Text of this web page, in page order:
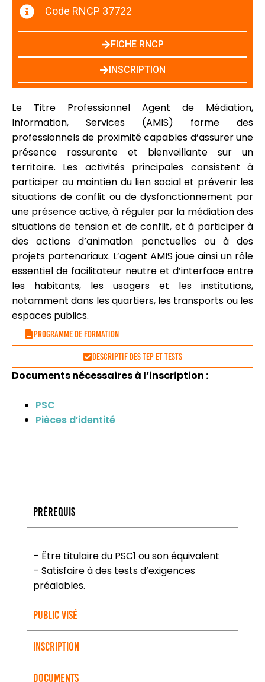
Code RNCP 37722
FICHE RNCP
INSCRIPTION
Le Titre Professionnel Agent de Médiation,
Information, Services (AMIS) forme des
professionnels de proximité capables d’assurer une
présence rassurante et bienveillante sur un
territoire. Les activités principales consistent à
participer au maintien du lien social et prévenir les
situations de conflit ou de dysfonctionnement par
une présence active, à réguler par la médiation des
situations de tension et de conflit, et à participer à
des actions d’animation ponctuelles ou à des
projets partenariaux. L’agent AMIS joue ainsi un rôle
essentiel de facilitateur neutre et d’interface entre
les habitants, les usagers et les institutions,
notamment dans les quartiers, les transports ou les
espaces publics.
Programme de formation
Descriptif des TEP et tests
Documents nécessaires à l’inscription :
PSC
Pièces d’identité
Prérequis
– Être titulaire du PSC1 ou son équivalent
– Satisfaire à des tests d’exigences
préalables.
Public visé
Inscription
Documents